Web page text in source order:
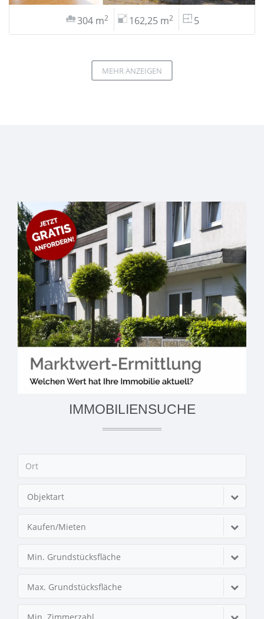
304 m2 162,25 m2 5
MEHR ANZEIGEN
IMMOBILIENSUCHE
Objektart
Kaufen/Mieten
Min. Grundstücksfläche
Max. Grundstücksfläche